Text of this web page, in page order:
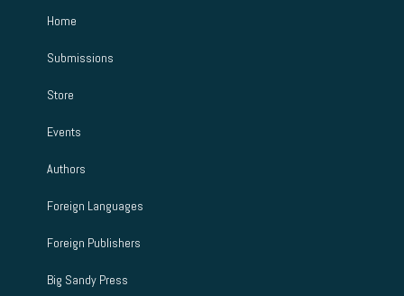
Home
Submissions
Store
Events
Authors
Foreign Languages
Foreign Publishers
Big Sandy Press